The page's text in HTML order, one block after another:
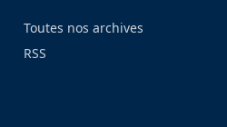
Toutes nos archives
RSS